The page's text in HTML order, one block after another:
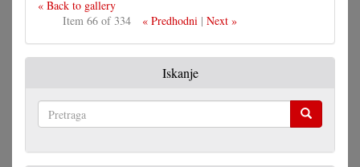
« Back to gallery
Item 66 of 334
« Predhodni| Next »
Iskanje